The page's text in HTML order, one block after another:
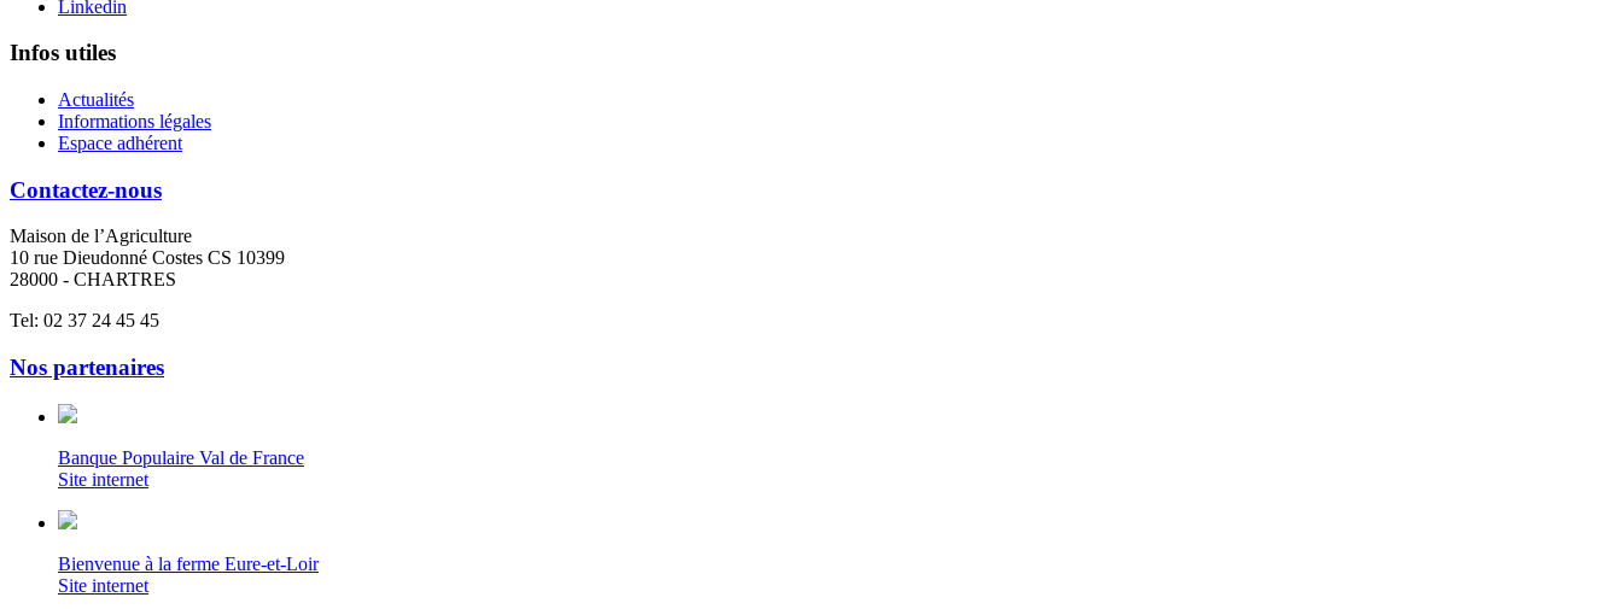
Linkedin
Infos utiles
Actualités
Informations légales
Espace adhérent
Contactez-nous
Maison de l’Agriculture
10 rue Dieudonné Costes CS 10399
28000 - CHARTRES
Tel: 02 37 24 45 45
Nos partenaires
Banque Populaire Val de France
Site internet
Bienvenue à la ferme Eure-et-Loir
Site internet